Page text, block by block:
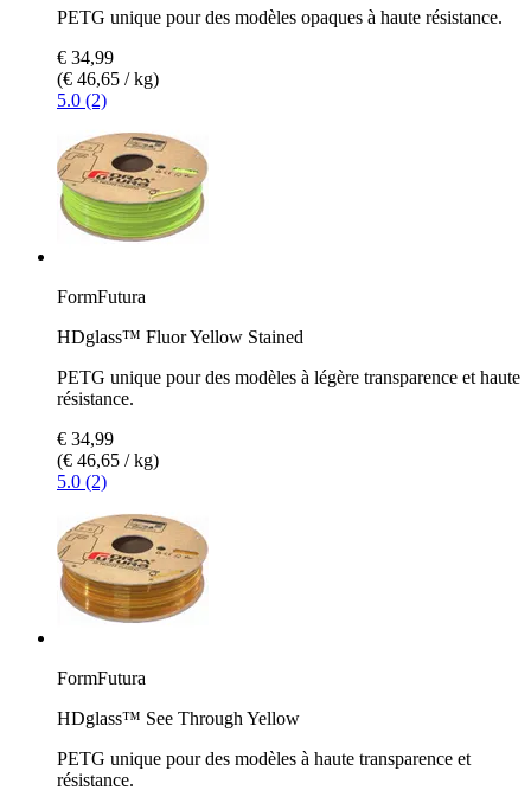
PETG unique pour des modèles opaques à haute résistance.
€ 34,99
(€ 46,65 / kg)
5.0 (2)
FormFutura
HDglass™ Fluor Yellow Stained
PETG unique pour des modèles à légère transparence et haute
résistance.
€ 34,99
(€ 46,65 / kg)
5.0 (2)
FormFutura
HDglass™ See Through Yellow
PETG unique pour des modèles à haute transparence et
résistance.